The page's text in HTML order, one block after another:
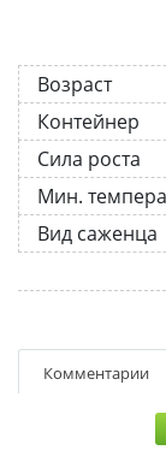
Возраст
Контейнер
Сила роста
Мин.
Вид саженца
Комментарии